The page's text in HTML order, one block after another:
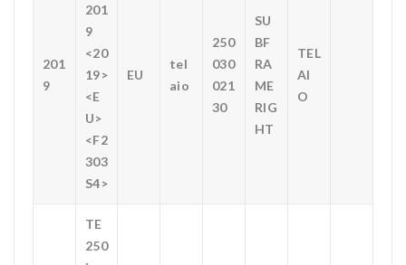
201
9
201
9
<20
19>
<E
U>
<F2
303
S4>
EU
tel
aio
250
030
021
30
SU
BF
RA
ME
RIG
HT
TEL
AI
O
TE
250